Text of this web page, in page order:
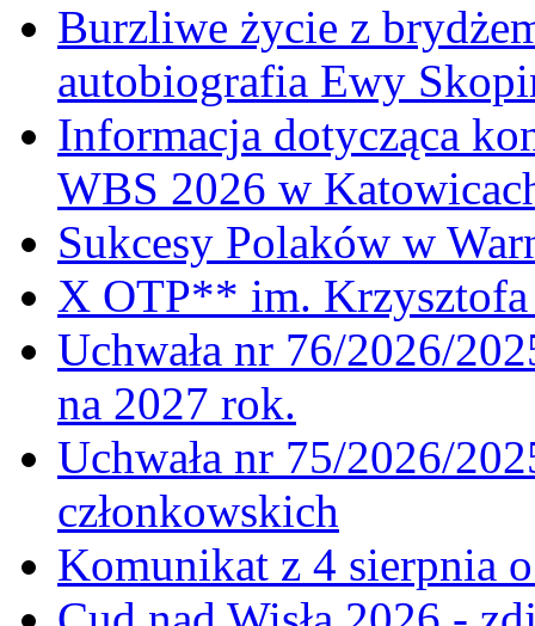
Burzliwe życie z
autobiografia Ewy
Informacja dotycząca
WBS 2026 w
Sukcesy Polaków w
X OTP** im. Krzysztofa
Uchwała nr 76/2026/
na 2027 rok.
Uchwała nr 75/2026/
członkowskich
Komunikat z 4 sierpnia